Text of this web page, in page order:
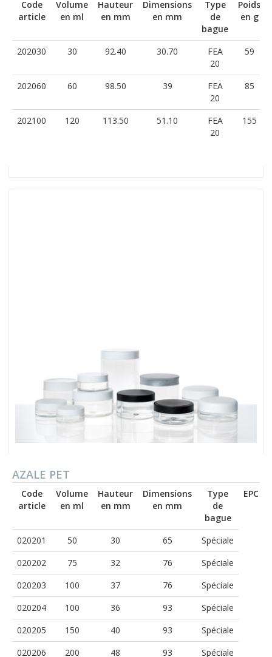
Code
article
Volume
en ml
Hauteur
en mm
Dimensions
en mm
Type
de
bague
Poids
en g
202030 30 92.40 30.70
FEA
20
59
202060 60 98.50 39
FEA
20
85
202100 120 113.50 51.10
FEA
20
155
AZALE PET
Code
article
Volume
en ml
Hauteur
en mm
Dimensions
en mm
Type
de
bague
EPC
020201 50 30 65
Spéciale
020202
75 32 76
Spéciale
020203
100 37 76
Spéciale
020204
100 36 93
Spéciale
020205
150 40 93
Spéciale
020206
200 48 93 Spéciale